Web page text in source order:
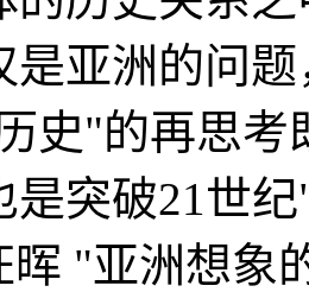
是亚洲的问
史"的再思考
是突破21世
晖 "亚洲想象